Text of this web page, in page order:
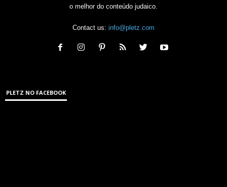
o melhor do conteúdo judaico.
Contact us: info@pletz.com
PLETZ NO FACEBOOK